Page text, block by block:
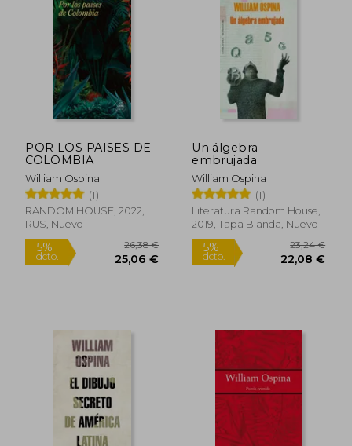
5% 5%
dcto.
POR LOS PAISES DE
COLOMBIA
William Ospina
(1)
RANDOM HOUSE, 2022,
RUS, Nuevo
Un álgebra
embrujada
William Ospina
(1)
Literatura Random House,
2019, Tapa Blanda, Nuevo